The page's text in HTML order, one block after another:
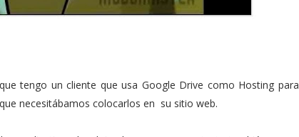
tengo un cliente que usa Google Drive como Hosting para
necesitábamos colocarlos en su sitio web.